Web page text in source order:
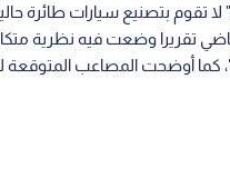
تقوم بتصنيع سيارات طائرة حاليا،
تقريرا وضعت فيه نظرية
كما أوضحت المصاعب المتوقعة